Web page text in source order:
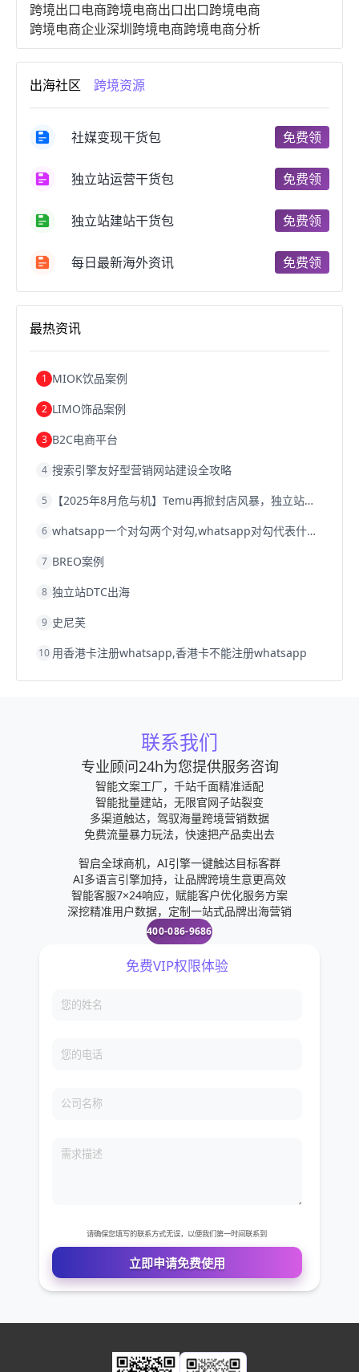
跨境出口电商跨境电商出口出口跨境电商
跨境电商企业深圳跨境电商跨境电商分析
进口跨境电商跨境电商服务广州跨境电商
跨境电商市场跨境电商创业跨境电商注册
跨境电商开店跨境电商营销
跨境电商商品个人跨境电商跨境电商案例
郑州跨境电商跨境电商趋势
跨境电商费用美国跨境电商
天津跨境电商东南亚跨境电商
跨境电商b2b阿里巴巴跨境电商
跨境电商关税
跨境电商建站
浙江跨境电商宁波跨境电商跨境电商的模式
跨境电商优势跨境电商的优势
出海社区 跨境资源
社媒变现干货包 免费领
独立站运营干货包 免费领
独立站建站干货包 免费领
每日最新海外资讯 免费领
最热资讯
1 MIOK饮品案例
2 LIMO饰品案例
3 B2C电商平台
4 搜索引擎友好型营销网站建设全攻略
5 【2025年8月危与机】Temu再掀封店风暴，独立站才是跨境卖家的避险通道
6 whatsapp一个对勾两个对勾,whatsapp对勾代表什么意思
7 BREO案例
8 独立站DTC出海
9 史尼芙
10 用香港卡注册whatsapp,香港卡不能注册whatsapp
联系我们
专业顾问24h为您提供服务咨询
智能文案工厂，千站千面精准适配
智能批量建站，无限官网子站裂变
多渠道触达，驾驭海量跨境营销数据
免费流量暴力玩法，快速把产品卖出去
智启全球商机，AI引擎一键触达目标客群
AI多语言引擎加持，让品牌跨境生意更高效
智能客服7×24响应，赋能客户优化服务方案
深挖精准用户数据，定制一站式品牌出海营销
400-086-9686
免费VIP权限体验
您的电话